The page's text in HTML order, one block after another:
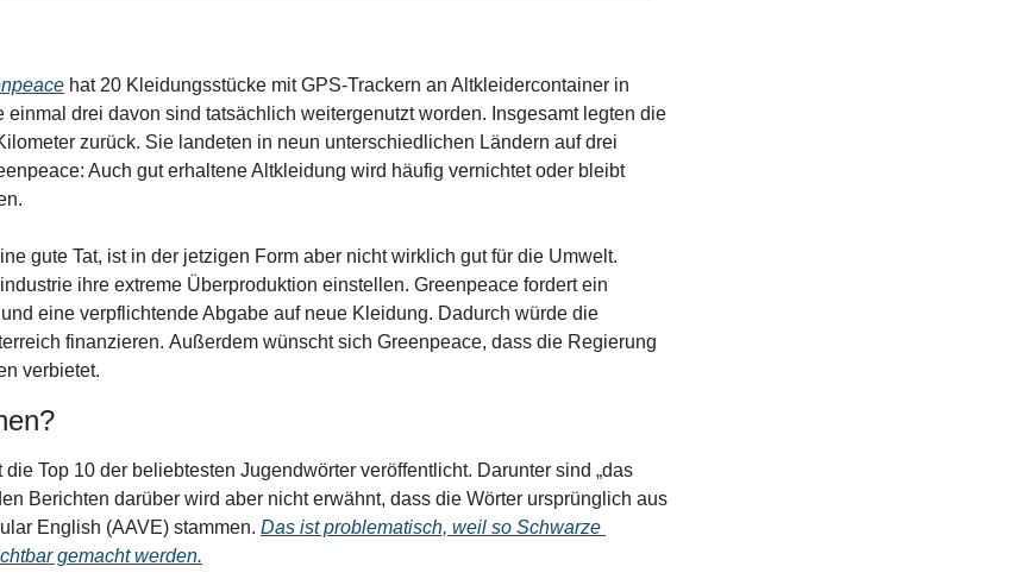
hat 20 Kleidungsstücke mit GPS-Trackern an Altkleidercontainer in
einmal drei davon sind tatsächlich weitergenutzt worden. Insgesamt legten die
zurück. Sie landeten in neun unterschiedlichen Ländern auf drei
Auch gut erhaltene Altkleidung wird häufig vernichtet oder bleibt
gute Tat, ist in der jetzigen Form aber nicht wirklich gut für die Umwelt.
ihre extreme Überproduktion einstellen. Greenpeace fordert ein
und eine verpflichtende Abgabe auf neue Kleidung. Dadurch würde die
finanzieren. Außerdem wünscht sich Greenpeace, dass die Regierung
verbietet.
Top 10 der beliebtesten Jugendwörter veröffentlicht. Darunter sind „das
den Berichten darüber wird aber nicht erwähnt, dass die Wörter ursprünglich aus
English (AAVE) stammen. Das ist problematisch, weil so Schwarze
gemacht werden.